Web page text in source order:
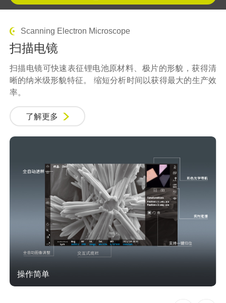
Scanning Electron Microscope
扫描电镜
扫描电镜可快速表征锂电池原材料、极片的形貌，获得清
晰的纳米级形貌特征。 缩短分析时间以获得最大的生产效
率。
了解更多
操作简单